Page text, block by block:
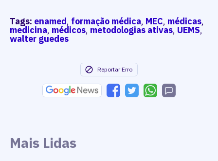
Tags: enamed, formação médica, MEC, médicas,
medicina, médicos, metodologias ativas, UEMS,
walter guedes
Reportar Erro
Mais Lidas